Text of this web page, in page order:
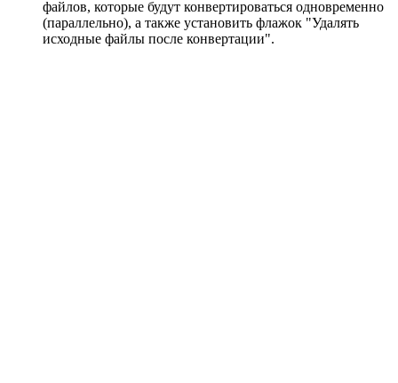
файлов, которые будут конвертироваться одновременно
(параллельно), а также установить флажок "Удалять
исходные файлы после конвертации".